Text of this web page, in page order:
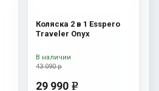
Коляска 2 в 1 Esspero
Traveler Onyx
43 090 р
29 990 e
В наличии